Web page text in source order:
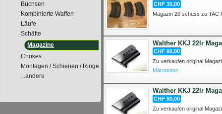
CHF 35,00
Walther KKJ 22lr
CHF 80,00
Märstetten ·
Walther KKJ 22lr
CHF 80,00
Büchsen
Kombinierte Waffen
Läufe
Schäfte
Magazine
Chokes
Montagen / Schienen / Ringe
...andere